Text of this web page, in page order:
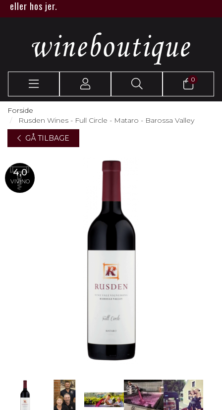
hos jer.
0
Forside
Rusden Wines - Full Circle - Mataro - Barossa Valley
GÅ TILBAGE
4,0
VIVINO